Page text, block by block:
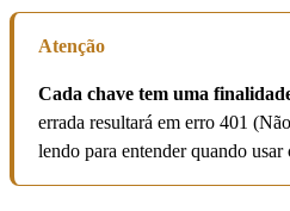
Atenção
Cada chave tem uma
errada resultará em erro 401
lendo para entender quando usar